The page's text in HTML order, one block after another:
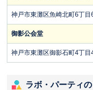
神戸市東灘区魚崎北町6丁目
御影公会堂
神戸市東灘区御影石町4丁目
ラボ・パーティ